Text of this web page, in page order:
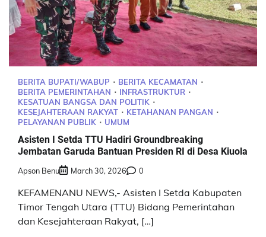
BERITA BUPATI/WABUP
BERITA KECAMATAN
BERITA PEMERINTAHAN
INFRASTRUKTUR
KESATUAN BANGSA DAN POLITIK
KESEJAHTERAAN RAKYAT
KETAHANAN PANGAN
PELAYANAN PUBLIK
UMUM
Asisten I Setda TTU Hadiri Groundbreaking
Jembatan Garuda Bantuan Presiden RI di Desa Kiuola
Apson Benu March 30, 2026 0
KEFAMENANU NEWS,- Asisten I Setda Kabupaten
Timor Tengah Utara (TTU) Bidang Pemerintahan
dan Kesejahteraan Rakyat, […]